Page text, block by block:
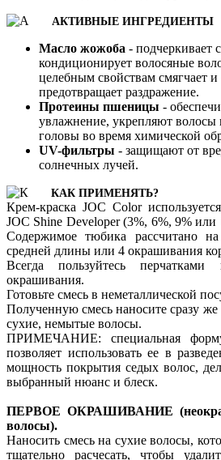
АКТИВНЫЕ ИНГРЕДИЕНТЫ
Масло жожоба - подчеркивает
кондиционирует волосяные
целебным свойствам смягчает
предотвращает раздражение.
Протеины пшеницы -
увлажнение, укрепляют
головы во время химической
UV-фильтры - защищают от
солнечных лучей.
КАК ПРИМЕНЯТЬ?
Крем-краска JOC Color
JOC Shine Developer (3%, 6%, 9%
Содержимое тюбика рассчитано
средней длины или 4 окрашивания
Всегда пользуйтесь
окрашивания.
Готовьте смесь в неметаллической
Полученную смесь наносите сразу же
сухие, немытые волосы.
ПРИМЕЧАНИЕ: специальная
позволяет использовать ее в
мощность покрытия седых волос,
выбранный нюанс и блеск.
ПЕРВОЕ ОКРАШИВАНИЕ
волосы).
Наносить смесь на сухие волосы,
тщательно расчесать, чтобы